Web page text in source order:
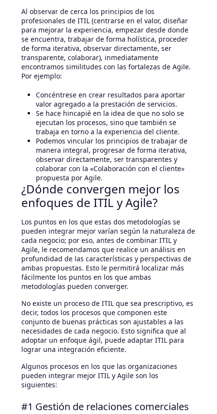
Al observar de cerca los principios de los
profesionales de ITIL (centrarse en el valor, diseñar
para mejorar la experiencia, empezar desde donde
se encuentra, trabajar de forma holística, proceder
de forma iterativa, observar directamente, ser
transparente, colaborar), inmediatamente
encontramos similitudes con las fortalezas de Agile.
Por ejemplo:
Concéntrese en crear resultados para aportar
valor agregado a la prestación de servicios.
Se hace hincapié en la idea de que no solo se
ejecutan los procesos, sino que también se
trabaja en torno a la experiencia del cliente.
Podemos vincular los principios de trabajar de
manera integral, progresar de forma iterativa,
observar directamente, ser transparentes y
colaborar con la «Colaboración con el cliente»
propuesta por Agile.
¿Dónde convergen mejor los
enfoques de ITIL y Agile?
Los puntos en los que estas dos metodologías se
pueden integrar mejor varían según la naturaleza de
cada negocio; por eso, antes de combinar ITIL y
Agile, le recomendamos que realice un análisis en
profundidad de las características y perspectivas de
ambas propuestas. Esto le permitirá localizar más
fácilmente los puntos en los que ambas
metodologías pueden converger.
No existe un proceso de ITIL que sea prescriptivo, es
decir, todos los procesos que componen este
conjunto de buenas prácticas son ajustables a las
necesidades de cada negocio. Esto significa que al
adoptar un enfoque ágil, puede adaptar ITIL para
lograr una integración eficiente.
Algunos procesos en los que las organizaciones
pueden integrar mejor ITIL y Agile son los
siguientes:
#1 Gestión de relaciones comerciales